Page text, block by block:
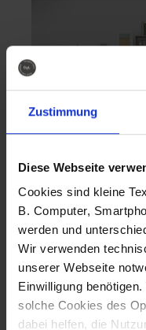
Zustimmung
Diese Webseite
Cookies sind kleine
B. Computer,
werden und
Wir verwenden
unserer Webseite
Einwilligung
solche Cookies des
dabei helfen, die
Fotografo: Lorenz
Sternbach
Download